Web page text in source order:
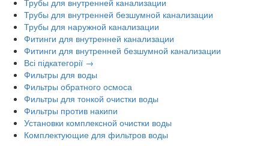
Трубы для внутренней канализации
Трубы для внутренней безшумной канализации
Трубы для наружной канализации
Фитинги для внутренней канализации
Фитинги для внутренней безшумной канализации
Всі підкатегорії →
Фильтры для воды
Фильтры обратного осмоса
Фильтры для тонкой очистки воды
Фильтры против накипи
Установки комплексной очистки воды
Комплектующие для фильтров воды